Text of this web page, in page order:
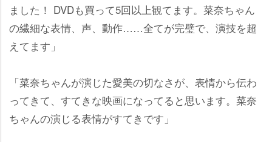
ました！ DVDも買って5回以上観てます。菜奈ちゃん
の繊細な表情、声、動作……全てが完璧で、演技を超
えてます」
「菜奈ちゃんが演じた愛美の切なさが、表情から伝わ
ってきて、すてきな映画になってると思います。菜奈
ちゃんの演じる表情がすてきです」